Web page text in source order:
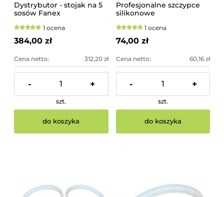
Dystrybutor - stojak na 5
sosów Fanex
1 ocena
384,00 zł
Cena netto: 312,20 zł
- +
szt.
do koszyka
Profesjonalne szczypce
silikonowe
1 ocena
74,00 zł
Cena netto: 60,16 zł
- +
szt.
do koszyka